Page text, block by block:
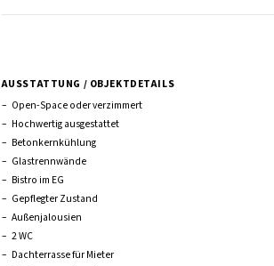
AUSSTATTUNG / OBJEKTDETAILS
– Open-Space oder verzimmert
– Hochwertig ausgestattet
– Betonkernkühlung
– Glastrennwände
– Bistro im EG
– Gepflegter Zustand
– Außenjalousien
– 2 WC
– Dachterrasse für Mieter